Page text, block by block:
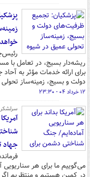
ریشه‌دار بسیج، در تعامل با
برای ارائه خدمات مؤثر به
دولت و بسیج، زمینه‌ساز
۱۲ خرداد ۰۴ - ۲۳:۳۰
جهاد
می‌گوییم ما برای هر